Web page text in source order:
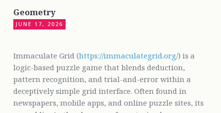
Geometry
JUNE 17, 2026
Immaculate Grid (https://immaculategrid.org/) is a
logic-based puzzle game that blends deduction,
pattern recognition, and trial-and-error within a
deceptively simple grid interface. Often found in
newspapers, mobile apps, and online puzzle sites, its